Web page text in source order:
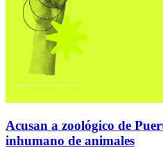
Acusan a zoológico de
inhumano de animales